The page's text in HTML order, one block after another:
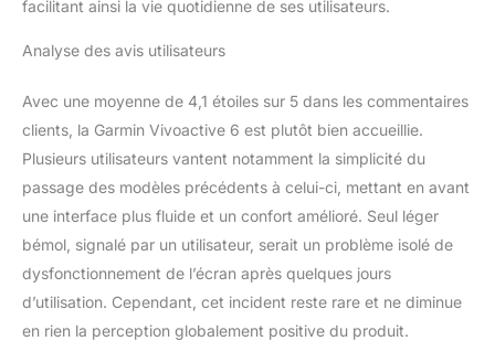
soyez à la recherche de
d'une montre d'exercice
pour rester actif, la
montre intelligente
Vivoactive 6 GPS offre un
soutien personnalisé
pour toute routine.
Fonctionnalités
intelligentes pour un
confort quotidien : restez
facilitant ainsi la vie quotidienne de ses utilisateurs.
Analyse des avis utilisateurs
Avec une moyenne de 4,1 étoiles sur 5 dans les commentaires
clients, la Garmin Vivoactive 6 est plutôt bien accueillie.
Plusieurs utilisateurs vantent notamment la simplicité du
passage des modèles précédents à celui-ci, mettant en avant
une interface plus fluide et un confort amélioré. Seul léger
bémol, signalé par un utilisateur, serait un problème isolé de
dysfonctionnement de l’écran après quelques jours
d’utilisation. Cependant, cet incident reste rare et ne diminue
en rien la perception globalement positive du produit.